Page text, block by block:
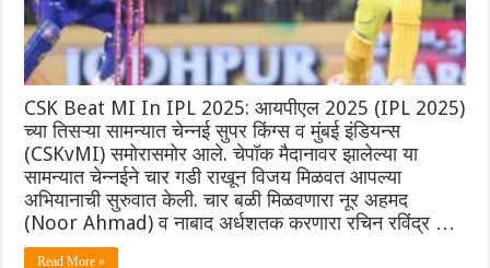
CSK Beat MI In IPL 2025: आयपीएल 2025 (IPL 2025)
च्या तिसऱ्या सामन्यात चेन्नई सुपर किंग्स व मुंबई इंडियन्स
(CSKvMI) समोरासमोर आले. चेपॉक मैदानावर झालेल्या या
सामन्यात चेन्नईने चार गडी राखून विजय मिळवत आपल्या
अभियानाची सुरुवात केली. चार बळी मिळवणारा नूर अहमद
(Noor Ahmad) व नाबाद अर्धशतक करणारा रचिन रविंद्र …
Read More »